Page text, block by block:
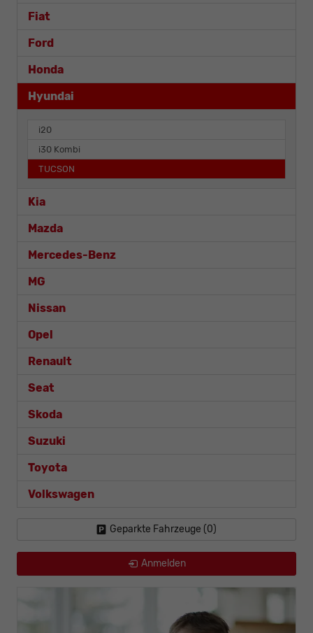
Fiat
Ford
Honda
Hyundai
i20
i30 Kombi
TUCSON
Kia
Mazda
Mercedes-Benz
MG
Nissan
Opel
Renault
Seat
Skoda
Suzuki
Toyota
Volkswagen
Geparkte Fahrzeuge (0)
Anmelden